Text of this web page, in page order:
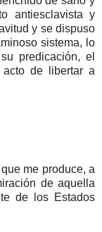
antiesclavista y
y se dispuso
sistema, lo
predicación, el
de libertar a
me produce, a
de aquella
de los Estados